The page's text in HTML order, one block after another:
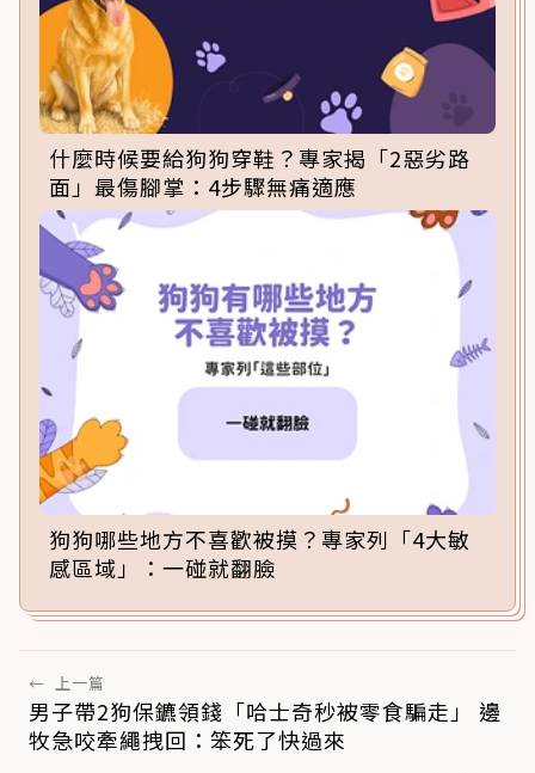
什麼時候要給狗狗穿鞋？專家揭「2惡劣路
面」最傷腳掌：4步驟無痛適應
狗狗哪些地方不喜歡被摸？專家列「4大敏
感區域」：一碰就翻臉
← 上一篇
男子帶2狗保鑣領錢「哈士奇秒被零食騙走」 邊
牧急咬牽繩拽回：笨死了快過來